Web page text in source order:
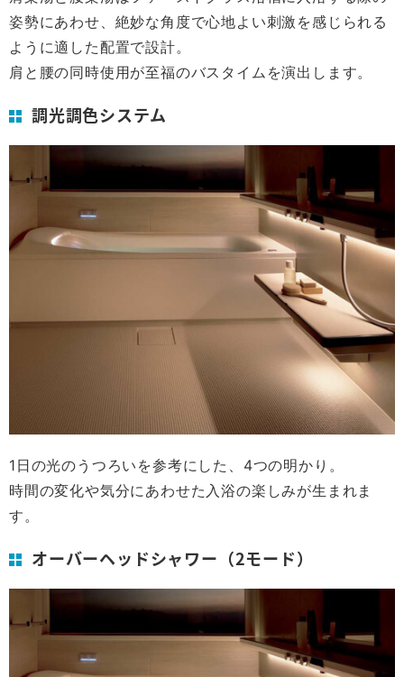
姿勢にあわせ、絶妙な角度で心地よい刺激を感じられる
ように適した配置で設計。
肩と腰の同時使用が至福のバスタイムを演出します。
調光調色システム
1日の光のうつろいを参考にした、4つの明かり。
時間の変化や気分にあわせた入浴の楽しみが生まれま
す。
オーバーヘッドシャワー（2モード）